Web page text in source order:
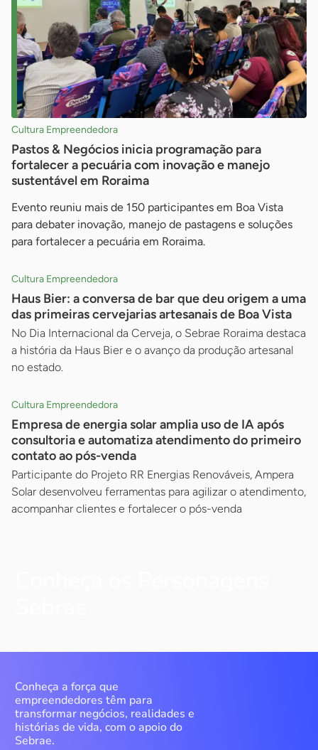
Cultura Empreendedora
Pastos & Negócios inicia programação para
fortalecer a pecuária com inovação e manejo
sustentável em Roraima
Evento reuniu mais de 150 participantes em Boa Vista
para debater inovação, manejo de pastagens e soluções
para fortalecer a pecuária em Roraima.
Cultura Empreendedora
Haus Bier: a conversa de bar que deu origem a uma
das primeiras cervejarias artesanais de Boa Vista
No Dia Internacional da Cerveja, o Sebrae Roraima destaca
a história da Haus Bier e o avanço da produção artesanal
no estado.
Cultura Empreendedora
Empresa de energia solar amplia uso de IA após
consultoria e automatiza atendimento do primeiro
contato ao pós-venda
Participante do Projeto RR Energias Renováveis, Ampera
Solar desenvolveu ferramentas para agilizar o atendimento,
acompanhar clientes e fortalecer o pós-venda
Conheça a força que
empreendedores têm para
transformar negócios, realidades e
histórias de vida, com o apoio do
Sebrae.